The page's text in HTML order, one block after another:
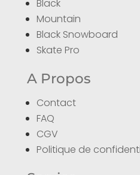
Black
Mountain
Black Snowboard
Skate Pro
A Propos
Contact
FAQ
CGV
Politique de